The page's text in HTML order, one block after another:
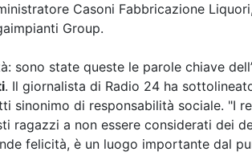
Casoni Fabbricazione
Group.
sono state queste le parole chiave
. Il giornalista di Radio 24 ha
sinonimo di responsabilità sociale. "I
ragazzi a non essere considerati dei
felicità, è un luogo importante dal